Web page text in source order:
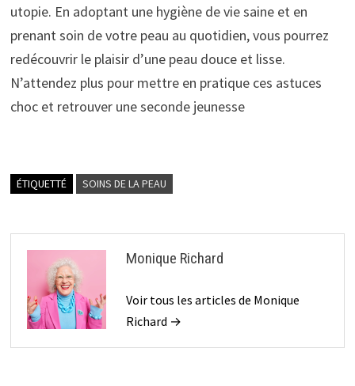
utopie. En adoptant une hygiène de vie saine et en
prenant soin de votre peau au quotidien, vous pourrez
redécouvrir le plaisir d’une peau douce et lisse.
N’attendez plus pour mettre en pratique ces astuces
choc et retrouver une seconde jeunesse
ÉTIQUETTÉ SOINS DE LA PEAU
Monique Richard
Voir tous les articles de Monique
Richard →